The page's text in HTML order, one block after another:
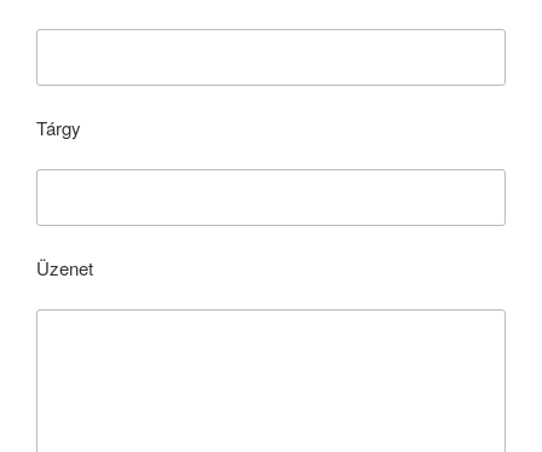
Tárgy
Üzenet